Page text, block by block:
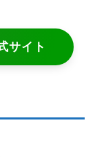
サイト